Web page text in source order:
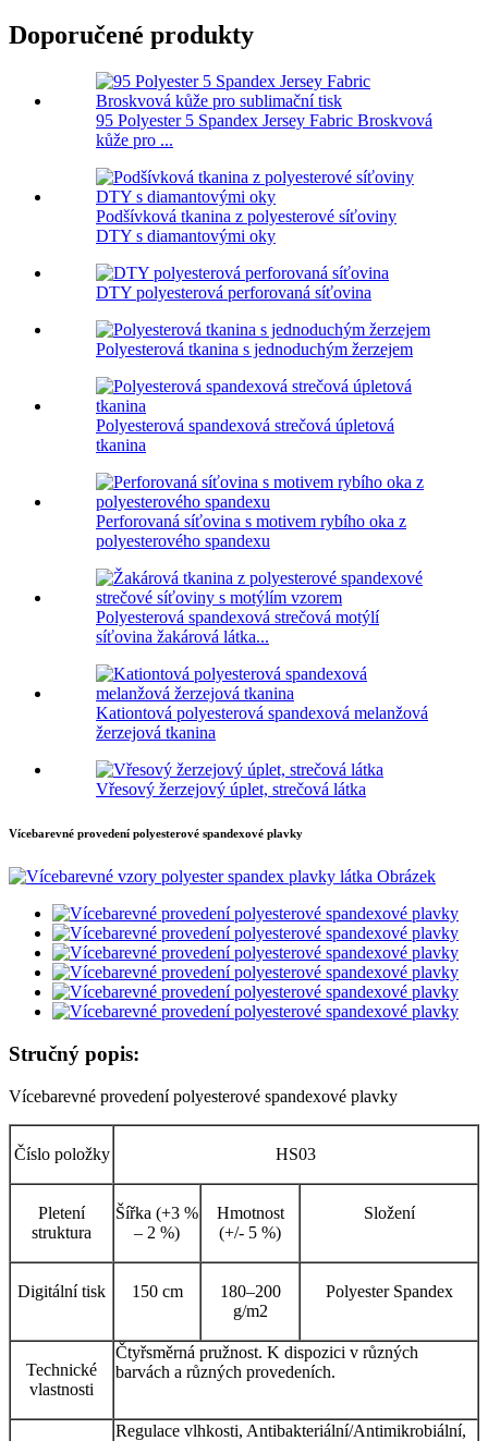
Doporučené produkty
95 Polyester 5 Spandex Jersey Fabric Broskvová
kůže pro ...
Podšívková tkanina z polyesterové síťoviny
DTY s diamantovými oky
DTY polyesterová perforovaná síťovina
Polyesterová tkanina s jednoduchým žerzejem
Polyesterová spandexová strečová úpletová
tkanina
Perforovaná síťovina s motivem rybího oka z
polyesterového spandexu
Polyesterová spandexová strečová motýlí
síťovina žakárová látka...
Kationtová polyesterová spandexová melanžová
žerzejová tkanina
Vřesový žerzejový úplet, strečová látka
Vícebarevné provedení polyesterové spandexové plavky
Stručný popis:
Vícebarevné provedení polyesterové spandexové plavky
Číslo položky HS03
Pletení
struktura
Šířka (+3 %
– 2 %)
Hmotnost
(+/- 5 %)
Složení
Digitální tisk 150 cm
180–200
g/m2
Polyester Spandex
Technické
vlastnosti
Čtyřsměrná pružnost. K dispozici v různých
barvách a různých provedeních.
Regulace vlhkosti, Antibakteriální/Antimikrobiální,